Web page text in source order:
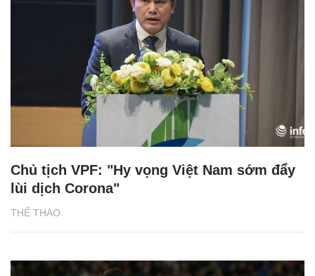
THỂ THAO
Chủ tịch VPF: "Hy vọng Việt Nam sớm đẩy
lùi dịch Corona"